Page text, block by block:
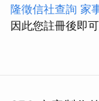
隆徵信社查詢 家
因此您註冊後即可